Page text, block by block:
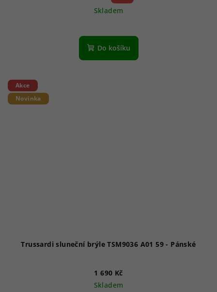
Skladem
Do košíku
Akce
Novinka
Trussardi sluneční brýle TSM9036 A01 59 - Pánské
1 690 Kč
Skladem